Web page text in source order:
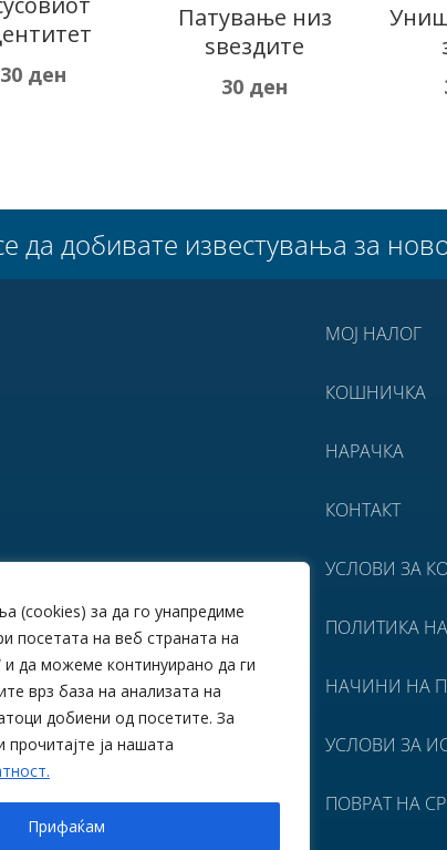
(cookies) за да го унапредиме
посетата на веб страната на
и да можеме континуирано да ги
врз база на анализата на
добиени од посетите. За
ја нашата
Прифаќам
низ
30ден
Уништување на
змејот
30ден
да добивате известувања за
МОЈ НАЛОГ
КОШНИЧКА
НАРАЧКА
КОНТАКТ
УСЛОВИ ЗА
ПОЛИТИКА
НАЧИНИ НА
УСЛОВИ ЗА
ПОВРАТ НА